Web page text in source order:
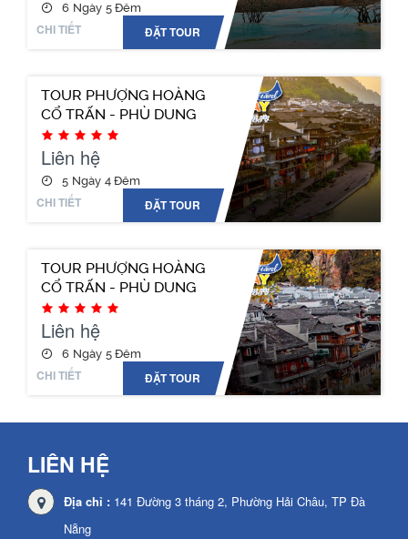
6 Ngày 5 Đêm
CHI TIẾT ĐẶT TOUR
TOUR PHƯỢNG HOÀNG
CỔ TRẤN - PHÙ DUNG
TRẤN - TRƯƠNG GIA
GIỚI - NỮ NHI THÀNH
Liên hệ
5 Ngày 4 Đêm
CHI TIẾT ĐẶT TOUR
TOUR PHƯỢNG HOÀNG
CỔ TRẤN - PHÙ DUNG
TRẤN - TRƯƠNG GIA
GIỚI - NỮ NHI THÀNH
Liên hệ
6 Ngày 5 Đêm
CHI TIẾT ĐẶT TOUR
LIÊN HỆ
Địa chỉ : 141 Đường 3 tháng 2, Phường Hải Châu, TP Đà
Nẵng